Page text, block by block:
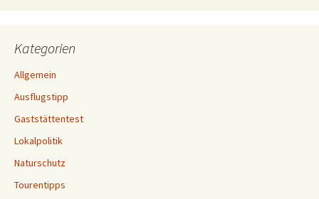
Kategorien
Allgemein
Ausflugstipp
Gaststättentest
Lokalpolitik
Naturschutz
Tourentipps